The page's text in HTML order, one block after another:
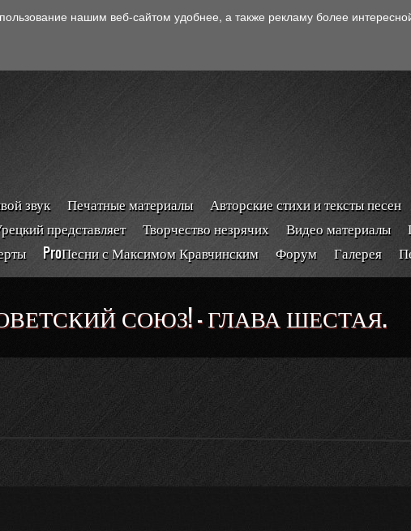
нашим веб-сайтом удобнее, а также рекламу более
звук Печатные материалы Авторские стихи и тексты песен
представляет Творчество незрячих Видео материалы
ProПесни с Максимом Кравчинским Форум Галерея
СОЮЗ! - ГЛАВА ШЕСТАЯ.